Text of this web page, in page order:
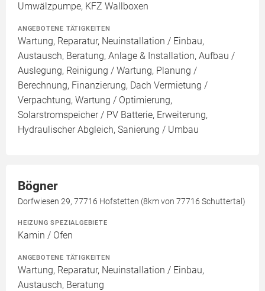
Umwälzpumpe, KFZ Wallboxen
ANGEBOTENE TÄTIGKEITEN
Wartung, Reparatur, Neuinstallation / Einbau,
Austausch, Beratung, Anlage & Installation, Aufbau /
Auslegung, Reinigung / Wartung, Planung /
Berechnung, Finanzierung, Dach Vermietung /
Verpachtung, Wartung / Optimierung,
Solarstromspeicher / PV Batterie, Erweiterung,
Hydraulischer Abgleich, Sanierung / Umbau
Bögner
Dorfwiesen 29, 77716 Hofstetten (8km von 77716 Schuttertal)
HEIZUNG SPEZIALGEBIETE
Kamin / Ofen
ANGEBOTENE TÄTIGKEITEN
Wartung, Reparatur, Neuinstallation / Einbau,
Austausch, Beratung